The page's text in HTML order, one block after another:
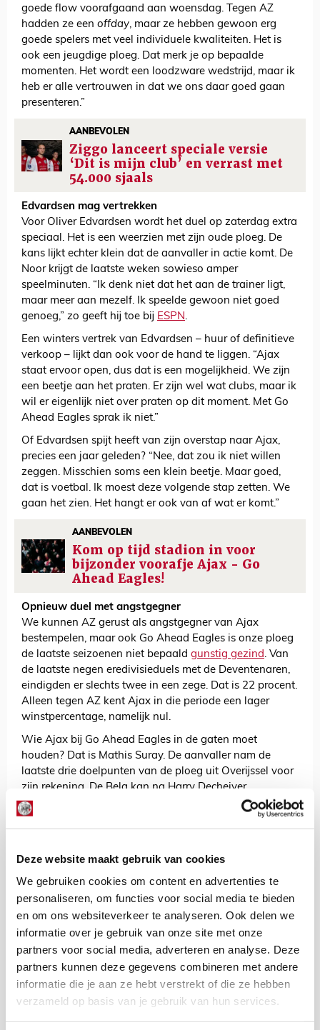
Deze website maakt gebruik van cookies
We gebruiken cookies om content en advertenties te
personaliseren, om functies voor social media te bieden
en om ons websiteverkeer te analyseren. Ook delen we
informatie over je gebruik van onze site met onze
partners voor social media, adverteren en analyse. Deze
partners kunnen deze gegevens combineren met andere
informatie die je aan ze hebt verstrekt of die ze hebben
verzameld op basis van je gebruik van hun services.
goede flow voorafgaand aan woensdag. Tegen AZ
hadden ze een offday, maar ze hebben gewoon erg
goede spelers met veel individuele kwaliteiten. Het is
ook een jeugdige ploeg. Dat merk je op bepaalde
momenten. Het wordt een loodzware wedstrijd, maar ik
heb er alle vertrouwen in dat we ons daar goed gaan
presenteren.”
AANBEVOLEN
Ziggo lanceert speciale versie
‘Dit is mijn club’ en verrast met
54.000 sjaals
Edvardsen mag vertrekken
Voor Oliver Edvardsen wordt het duel op zaterdag extra
speciaal. Het is een weerzien met zijn oude ploeg. De
kans lijkt echter klein dat de aanvaller in actie komt. De
Noor krijgt de laatste weken sowieso amper
speelminuten. “Ik denk niet dat het aan de trainer ligt,
maar meer aan mezelf. Ik speelde gewoon niet goed
genoeg,” zo geeft hij toe bij ESPN.
Een winters vertrek van Edvardsen – huur of definitieve
verkoop – lijkt dan ook voor de hand te liggen. “Ajax
staat ervoor open, dus dat is een mogelijkheid. We zijn
een beetje aan het praten. Er zijn wel wat clubs, maar ik
wil er eigenlijk niet over praten op dit moment. Met Go
Ahead Eagles sprak ik niet.”
Of Edvardsen spijt heeft van zijn overstap naar Ajax,
precies een jaar geleden? “Nee, dat zou ik niet willen
zeggen. Misschien soms een klein beetje. Maar goed,
dat is voetbal. Ik moest deze volgende stap zetten. We
gaan het zien. Het hangt er ook van af wat er komt.”
AANBEVOLEN
Kom op tijd stadion in voor
bijzonder voorafje Ajax - Go
Ahead Eagles!
Opnieuw duel met angstgegner
We kunnen AZ gerust als angstgegner van Ajax
bestempelen, maar ook Go Ahead Eagles is onze ploeg
de laatste seizoenen niet bepaald gunstig gezind. Van
de laatste negen eredivisieduels met de Deventenaren,
eindigden er slechts twee in een zege. Dat is 22 procent.
Alleen tegen AZ kent Ajax in die periode een lager
winstpercentage, namelijk nul.
Wie Ajax bij Go Ahead Eagles in de gaten moet
houden? Dat is Mathis Suray. De aanvaller nam de
laatste drie doelpunten van de ploeg uit Overijssel voor
zijn rekening. De Belg kan na Harry Decheiver
(1995/1996) de eerste speler van de Deventenaren
worden die vier opeenvolgende competitietreffers voor
Ajax en Go Ahead Eagles trappen zaterdag om 16.30
leiding van Serdar Gözübüyük, terwijl Pol van Boekel de
VAR van dienst is. In aanloop naar de aftrap gebeuren
erbijzondere dingen. Zorg dus dat je op tijd binnen
bent!
AANBEVOLEN
Grims elf: hoe laat jij het
donderen richting thuisduel met
Go Ahead Eagles?